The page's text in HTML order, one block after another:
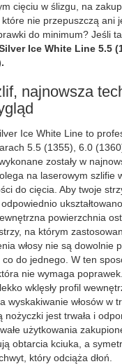
cięciu w ślizgu, na
nie przepuszczą ani
do minimum? Jeśli
Ice White Line 5.5
najnowsza
Ice White Line to
5.5 (1355), 6.0
zostały w
na laserowym szlifie
do cięcia. Aby twoje
powierzchnia
na którym
włosy nie są dowolnie
co do jednego. W ten
nie wymaga
wklęsły profil
wyskakiwanie włosów w
nożyczki jest trwała i
użytkowania
obtarcia kciuka, a
który odciąża dłoń.